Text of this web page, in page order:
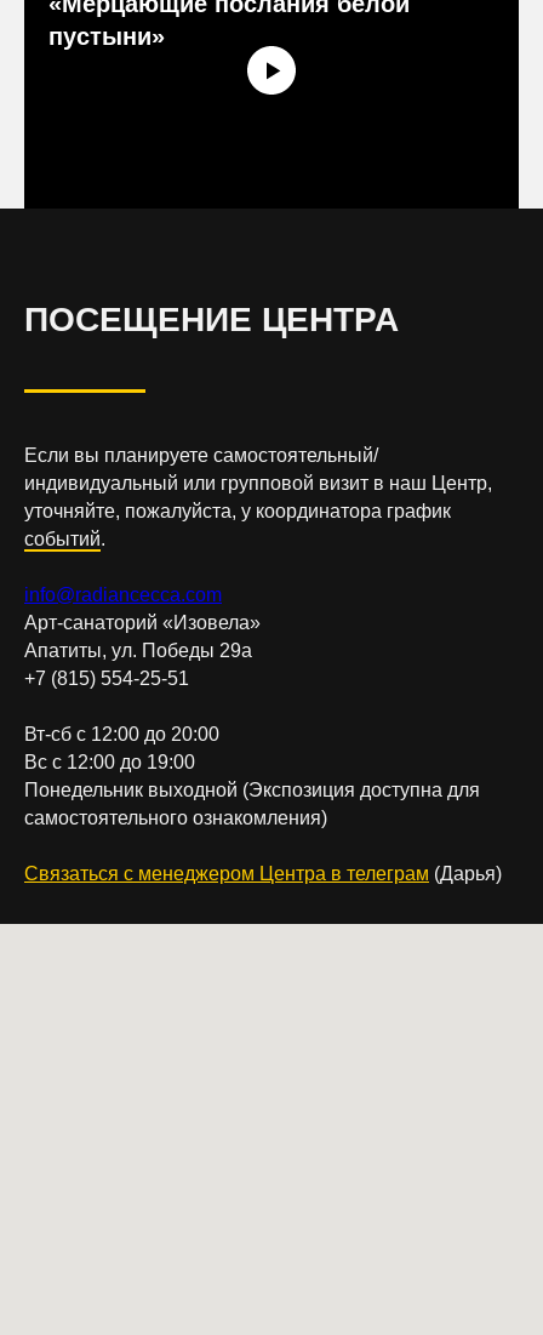
пустыни»
ПОСЕЩЕНИЕ ЦЕНТРА
Если вы планируете самостоятельный/
индивидуальный или групповой визит в наш Центр,
уточняйте, пожалуйста, у координатора график
событий.
info@radiancecca.com
Арт-санаторий «Изовела»
Апатиты, ул. Победы 29а
+7 (815) 554-25-51
Вт-сб с 12:00 до 20:00
Вс с 12:00 до 19:00
Понедельник выходной (Экспозиция доступна для
самостоятельного ознакомления)
Связаться с менеджером Центра в телеграм (Дарья)